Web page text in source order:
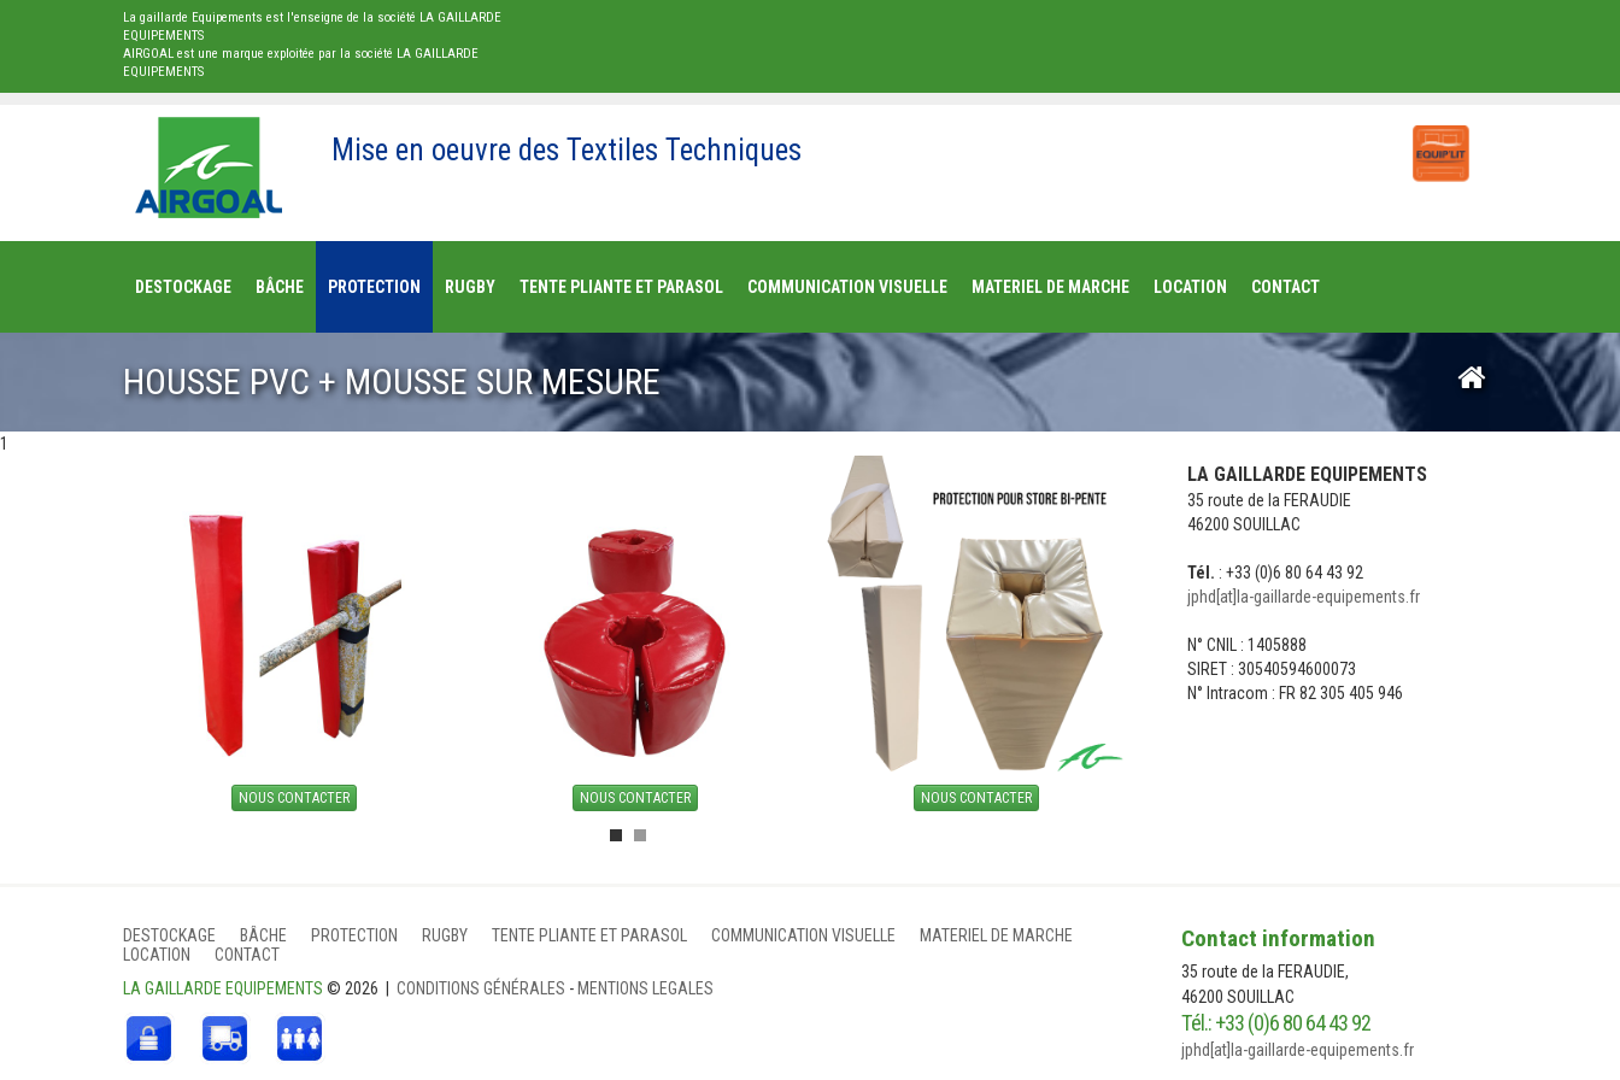
La gaillarde Equipements est l'enseigne de la société LA GAILLARDE
EQUIPEMENTS
AIRGOAL est une marque exploitée par la société LA GAILLARDE
EQUIPEMENTS
Mise en oeuvre des Textiles Techniques
DESTOCKAGE BÂCHE PROTECTION RUGBY TENTE PLIANTE ET PARASOL COMMUNICATION VISUELLE MATERIEL DE MARCHE LOCATION CONTACT
HOUSSE PVC + MOUSSE SUR MESURE
1
NOUS CONTACTER NOUS CONTACTER NOUS CONTACTER
LA GAILLARDE EQUIPEMENTS
35 route de la FERAUDIE
46200 SOUILLAC
Tél. : +33 (0)6 80 64 43 92
jphd[at]la-gaillarde-equipements.fr
N° CNIL : 1405888
SIRET : 30540594600073
N° Intracom : FR 82 305 405 946
DESTOCKAGE BÂCHE PROTECTION RUGBY TENTE PLIANTE ET PARASOL COMMUNICATION VISUELLE
MATERIEL DE MARCHE
LOCATION
CONTACT
LA GAILLARDE EQUIPEMENTS © 2026 | CONDITIONS GÉNÉRALES - MENTIONS LEGALES
Contact information
35 route de la FERAUDIE,
46200 SOUILLAC
Tél.: +33 (0)6 80 64 43 92
jphd[at]la-gaillarde-equipements.fr